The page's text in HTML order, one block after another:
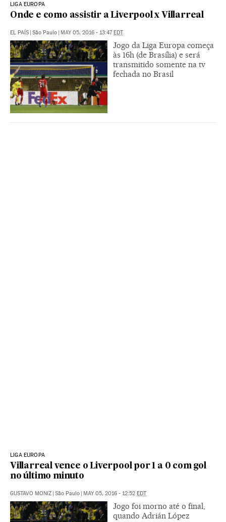
LIGA EUROPA
Onde e como assistir a Liverpool x Villarreal
EL PAÍS | São Paulo | MAY 05, 2016 - 13:47EDT
Jogo da Liga Europa começa
às 16h (de Brasília) e será
transmitido somente na tv
fechada no Brasil
LIGA EUROPA
Villarreal vence o Liverpool por 1 a 0 com gol
no último minuto
GUSTAVO MONIZ São Paulo MAY 05, 2016 - 12:52 EDT
Jogo foi morno até o final,
quando Adrián López